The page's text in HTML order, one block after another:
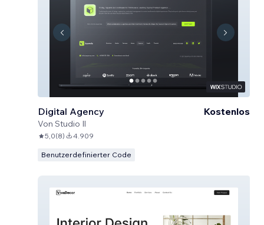
Digital Agency
Von Studio Il
Kostenlos
5,0(8) 4.909
Benutzerdefinierter Code